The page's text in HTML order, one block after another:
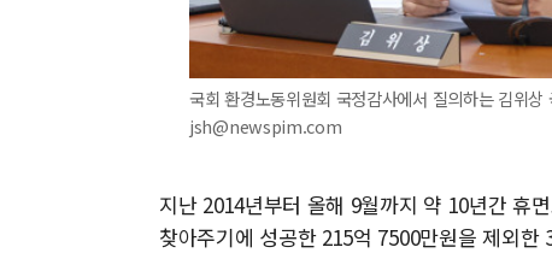
국회 환경노동위원회 국정감사에서 질의하는 김위
jsh@newspim.com
지난 2014년부터 올해 9월까지 약 10년간 휴
찾아주기에 성공한 215억 7500만원을 제외한